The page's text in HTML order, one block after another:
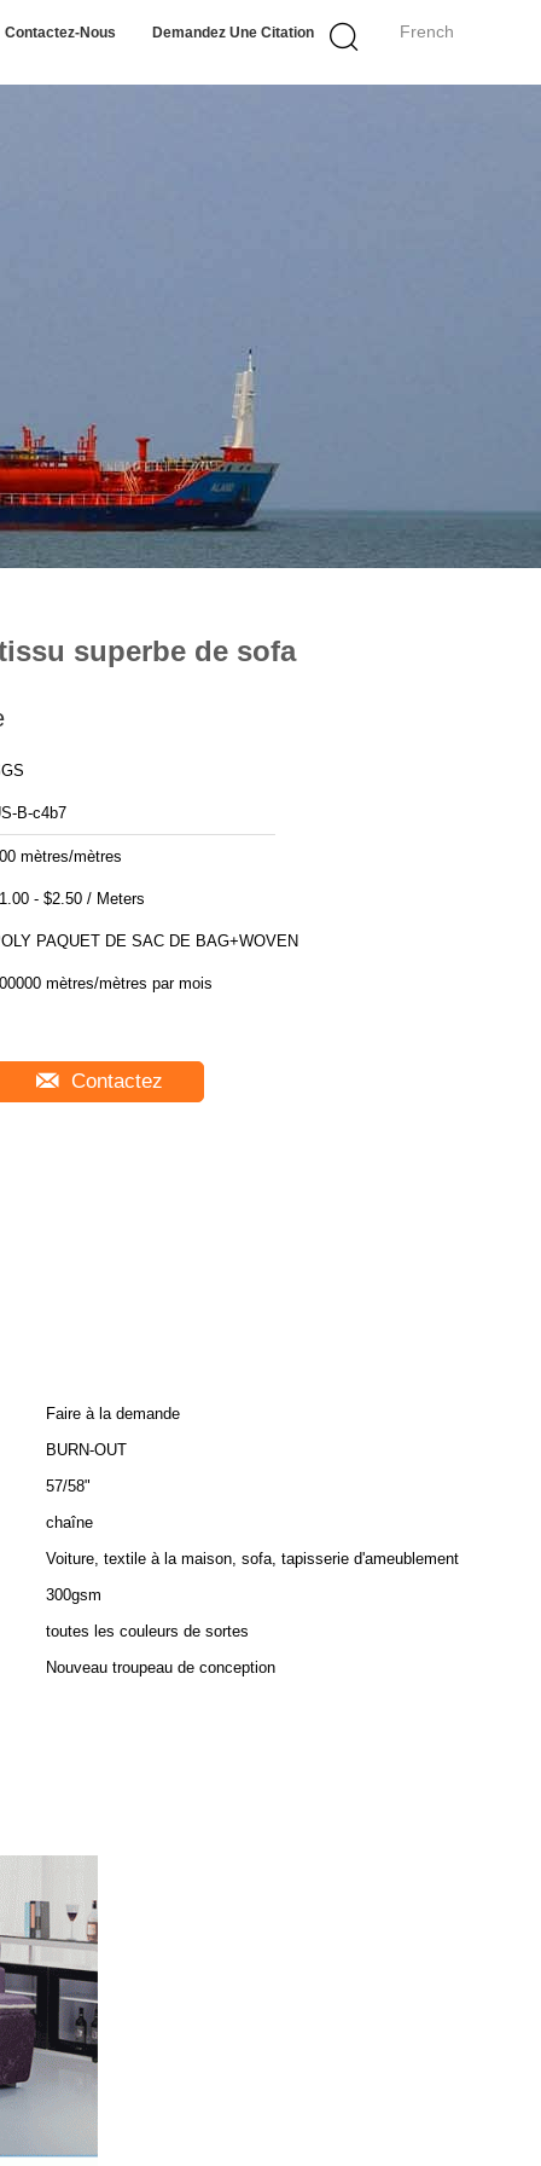
French
Contactez-Nous Demandez Une Citation
superbe de sofa
B-c4b7
mètres/mètres
$1.00 - $2.50 / Meters
PAQUET DE SAC DE BAG+WOVEN
mètres/mètres par mois
Contactez
Faire à la demande
BURN-OUT
57/58"
chaîne
Voiture, textile à la maison, sofa, tapisserie d'ameublement
300gsm
toutes les couleurs de sortes
Nouveau troupeau de conception